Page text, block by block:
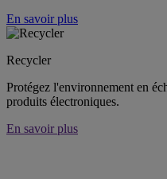
En savoir plus
Recycler
Protégez l'environnement en
produits électroniques.
En savoir plus